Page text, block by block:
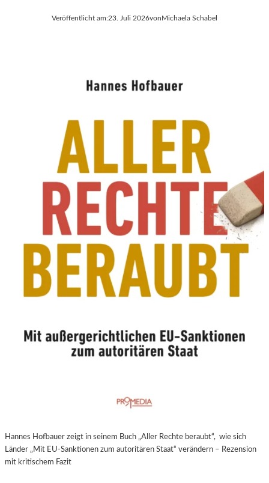
Veröffentlicht am:23. Juli 2026von Michaela Schabel
Hannes Hofbauer zeigt in seinem Buch „Aller Rechte beraubt“, wie sich
Länder „Mit EU-Sanktionen zum autoritären Staat“ verändern – Rezension
mit kritischem Fazit